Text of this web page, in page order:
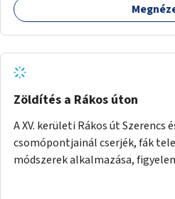
Zöldítés a Rákos úton
A XV. kerületi Rákos út Szerencs
csomópontjainál cserjék, fák
módszerek alkalmazása,